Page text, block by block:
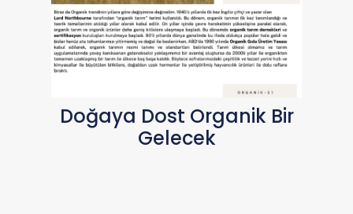
Doğaya Dost Organik Bir
Gelecek